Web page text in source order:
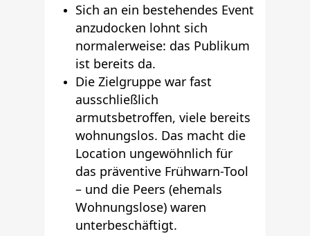
Sich an ein bestehendes Event
anzudocken lohnt sich
normalerweise: das Publikum
ist bereits da.
Die Zielgruppe war fast
ausschließlich
armutsbetroffen, viele bereits
wohnungslos. Das macht die
Location ungewöhnlich für
das präventive Frühwarn-Tool
– und die Peers (ehemals
Wohnungslose) waren
unterbeschäftigt.